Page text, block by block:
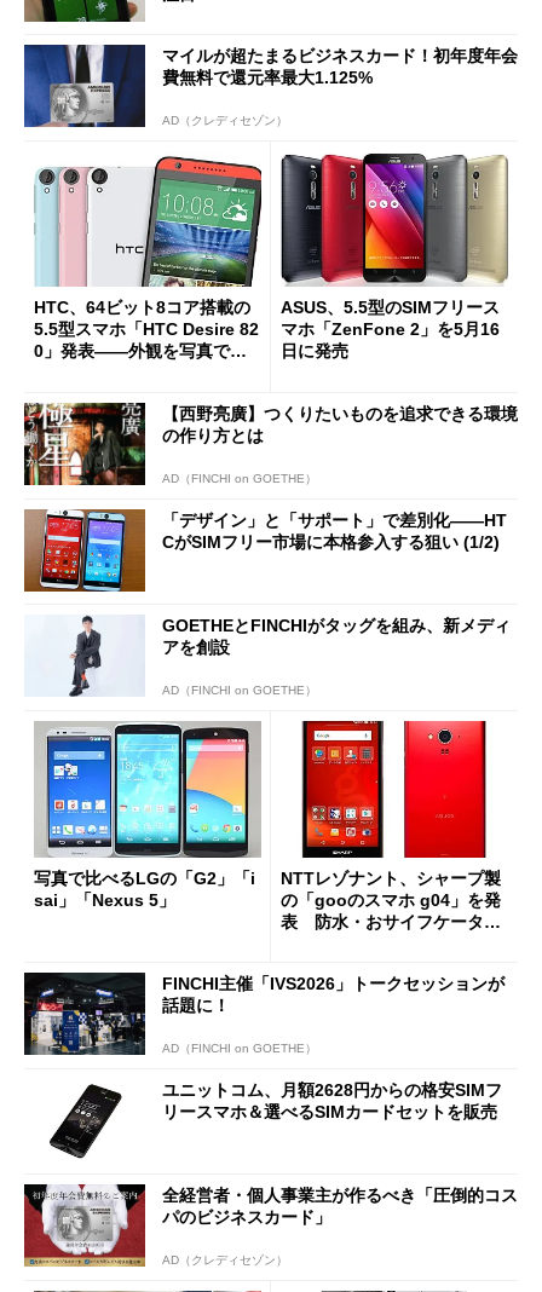
マイルが超たまるビジネスカード！初年度年会
費無料で還元率最大1.125%
AD（クレディセゾン）
HTC、64ビット8コア搭載の
5.5型スマホ「HTC Desire 82
0」発表――外観を写真でチ
ASUS、5.5型のSIMフリース
マホ「ZenFone 2」を5月16
日に発売
【西野亮廣】つくりたいものを追求できる環境
の作り方とは
AD（FINCHI on GOETHE）
「デザイン」と「サポート」で差別化――HT
CがSIMフリー市場に本格参入する狙い (1/2)
GOETHEとFINCHIがタッグを組み、新メディ
アを創設
AD（FINCHI on GOETHE）
写真で比べるLGの「G2」「i
sai」「Nexus 5」
NTTレゾナント、シャープ製
の「gooのスマホ g04」を発
表 防水・おサイフケータ
FINCHI主催「IVS2026」トークセッションが
話題に！
AD（FINCHI on GOETHE）
ユニットコム、月額2628円からの格安SIMフ
リースマホ＆選べるSIMカードセットを販売
全経営者・個人事業主が作るべき「圧倒的コス
パのビジネスカード」
AD（クレディセゾン）